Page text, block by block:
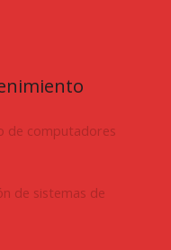
de computadores
de sistemas de